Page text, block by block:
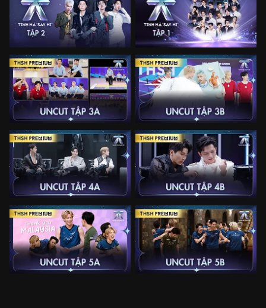
Tinh Hà Say Hi - Tập 2 Tinh Hà Say Hi - Tập 1
Tinh Hà Say Hi - [Uncut Premium]
Tập 3A
Tinh Hà Say Hi - [Uncut Premium]
Tập 3B
Tinh Hà Say Hi - [Uncut Premium]
Tập 4A
Tinh Hà Say Hi - [Uncut Premium]
Tập 4B
Tinh Hà Say Hi - [Uncut Premium]
Tập 5A
Tinh Hà Say Hi - [Uncut Premium]
Tập 5B